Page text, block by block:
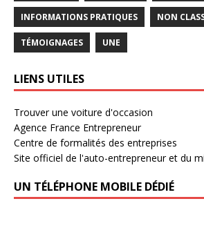
INFORMATIONS PRATIQUES NON
TÉMOIGNAGES UNE
LIENS UTILES
Trouver une voiture d'occasion
Agence France Entrepreneur
Centre de formalités des entreprises
Site officiel de l'auto-entrepreneur et du
UN TÉLÉPHONE MOBILE DÉDIÉ